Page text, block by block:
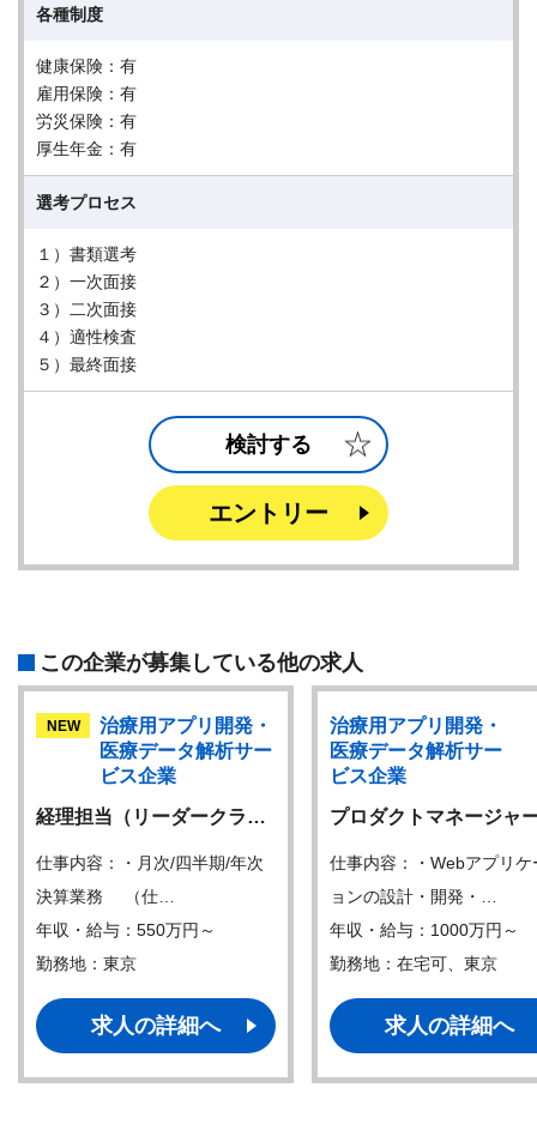
各種制度
健康保険：有
雇用保険：有
労災保険：有
厚生年金：有
選考プロセス
１）書類選考
２）一次面接
３）二次面接
４）適性検査
５）最終面接
検討する
エントリー
この企業が募集している他の求人
NEW
治療用アプリ開発・
医療データ解析サー
ビス企業
経理担当（リーダークラ…
仕事内容：・月次/四半期/年次
決算業務 （仕…
年収・給与：550万円～
勤務地：東京
求人の詳細へ
治療用アプリ開発・
医療データ解析サー
ビス企業
プロダクトマネージャ
仕事内容：・Webアプリケ
ョンの設計・開発・…
年収・給与：1000万円～
勤務地：在宅可、東京
求人の詳細へ